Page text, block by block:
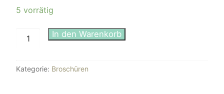
5 vorrätig
Das
Menge
In den Warenkorb
Kategorie: Broschüren